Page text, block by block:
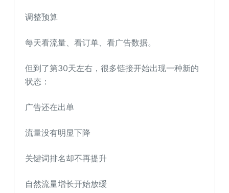
调整预算
每天看流量、看订单、看广告数据。
但到了第30天左右，很多链接开始出现一种新的
状态：
广告还在出单
流量没有明显下降
关键词排名却不再提升
自然流量增长开始放缓